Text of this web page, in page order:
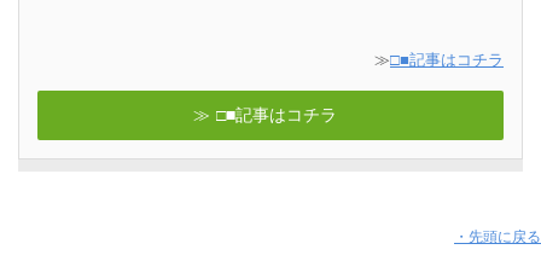
≫□■記事はコチラ
□■記事はコチラ
・先頭に戻る